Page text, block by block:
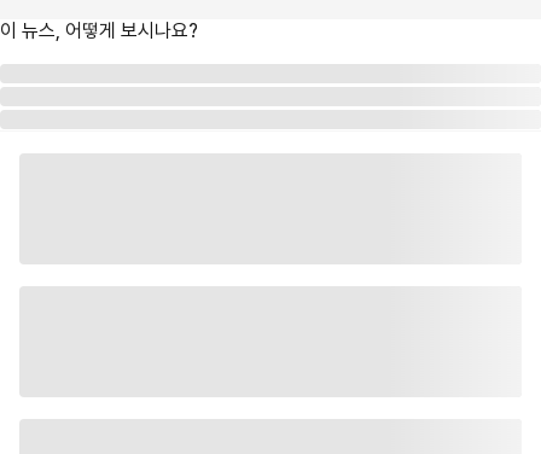
이 뉴스, 어떻게 보시나요?